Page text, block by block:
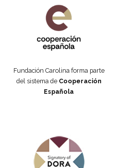
Fundación Carolina forma parte
del sistema de Cooperación
Española